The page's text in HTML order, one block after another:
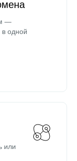
—
одной
или